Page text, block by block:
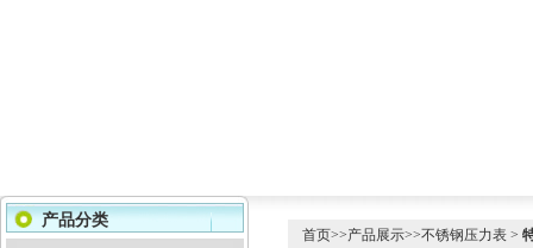
产品分类
首页>>产品展示>>不锈钢压力表>